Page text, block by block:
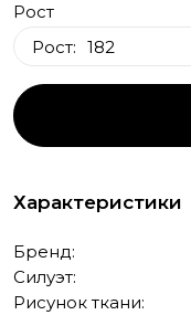
48
50
Рост
Рост: 182
Характеристики
Бренд:
Силуэт:
Рисунок ткани: